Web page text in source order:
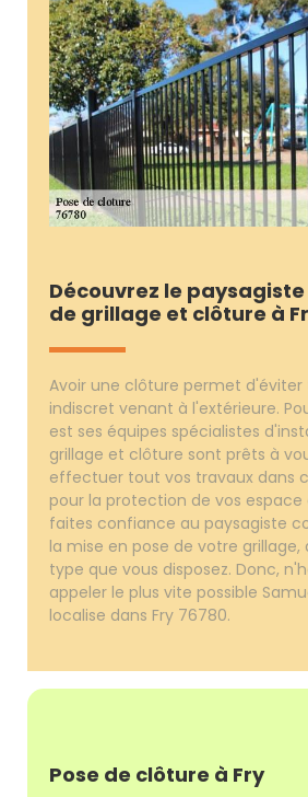
Découvrez le
de grillage et clôture à
Avoir une clôture permet
indiscret venant à l'extérieure.
est ses équipes spécialistes
grillage et clôture sont prêts à
effectuer tout vos travaux dans
pour la protection de vos espace
faites confiance au paysagiste
la mise en pose de votre grillage,
type que vous disposez. Donc,
appeler le plus vite possible
localise dans Fry 76780.
Pose de clôture à Fry